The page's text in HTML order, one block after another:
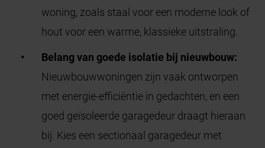
woning, zoals staal voor een moderne look of
hout voor een warme, klassieke uitstraling.
Belang van goede isolatie bij nieuwbouw:
Nieuwbouwwoningen zijn vaak ontworpen
met energie-efficiëntie in gedachten, en een
goed geïsoleerde garagedeur draagt hieraan
bij. Kies een sectionaal garagedeur met